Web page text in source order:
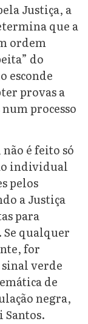
Justiça, a
que a
ordem
do
esconde
provasa
processo
é feito só
individual
pelos
a Justiça
para
Se qualquer
for
verde
de
negra,
Santos.